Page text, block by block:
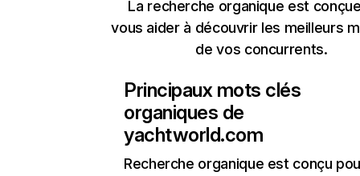
La recherche organique est
vous aider à découvrir les meilleurs
de vos concurrents.
Principaux mots clés
organiques de
yachtworld.com
Recherche organique est conçu